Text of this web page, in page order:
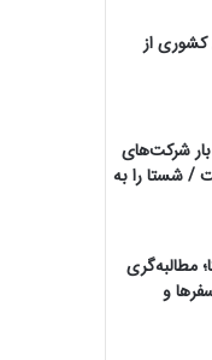
از
بار شرکت‌های
/ شستا را به
مطالبه‌گری
و